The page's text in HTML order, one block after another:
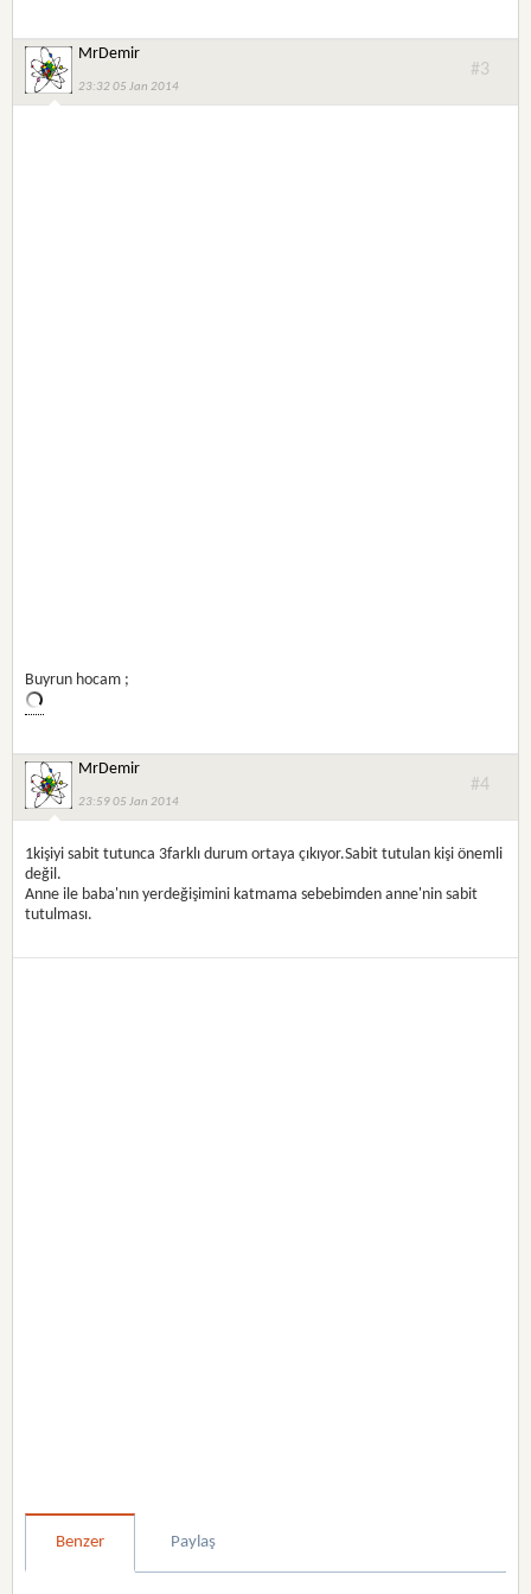
MrDemir
23:32 05 Jan 2014
#3
Buyrun hocam ;
MrDemir
23:59 05 Jan 2014
#4
1kişiyi sabit tutunca 3farklı durum ortaya çıkıyor.Sabit tutulan kişi önemli
değil.
Anne ile baba'nın yerdeğişimini katmama sebebimden anne'nin sabit
tutulması.
Benzer Paylaş